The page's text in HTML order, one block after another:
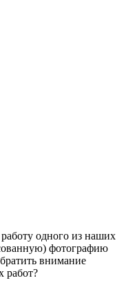
одного из наших
фотографию
внимание
работ?